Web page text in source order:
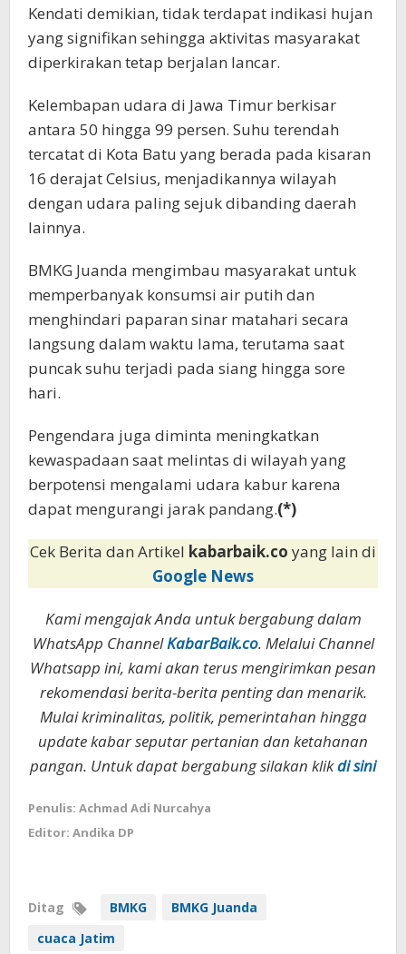
Kendati demikian, tidak terdapat indikasi hujan
yang signifikan sehingga aktivitas masyarakat
diperkirakan tetap berjalan lancar.
Kelembapan udara di Jawa Timur berkisar
antara 50 hingga 99 persen. Suhu terendah
tercatat di Kota Batu yang berada pada kisaran
16 derajat Celsius, menjadikannya wilayah
dengan udara paling sejuk dibanding daerah
lainnya.
BMKG Juanda mengimbau masyarakat untuk
memperbanyak konsumsi air putih dan
menghindari paparan sinar matahari secara
langsung dalam waktu lama, terutama saat
puncak suhu terjadi pada siang hingga sore
hari.
Pengendara juga diminta meningkatkan
kewaspadaan saat melintas di wilayah yang
berpotensi mengalami udara kabur karena
dapat mengurangi jarak pandang.(*)
Cek Berita dan Artikel kabarbaik.co yang lain di
Google News
Kami mengajak Anda untuk bergabung dalam
WhatsApp ChannelKabarBaik.co. Melalui Channel
Whatsapp ini, kami akan terus mengirimkan pesan
rekomendasi berita-berita penting dan menarik.
Mulai kriminalitas, politik, pemerintahan hingga
update kabar seputar pertanian dan ketahanan
pangan. Untuk dapat bergabung silakan klikdi sini
Penulis: Achmad Adi Nurcahya
Editor: Andika DP
Ditag BMKG
BMKG Juanda
cuaca Jatim